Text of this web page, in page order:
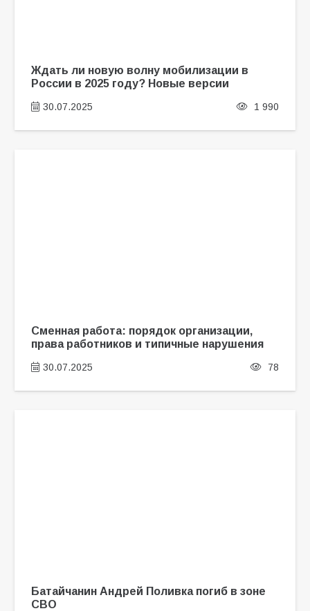
Ждать ли новую волну мобилизации в
России в 2025 году? Новые версии
30.07.2025 1 990
Сменная работа: порядок организации,
права работников и типичные нарушения
30.07.2025 78
Батайчанин Андрей Поливка погиб в зоне
СВО